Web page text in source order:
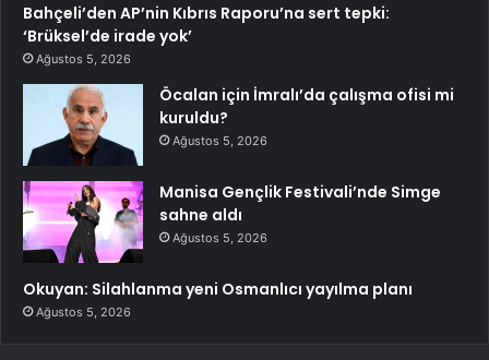
Bahçeli’den AP’nin Kıbrıs Raporu’na sert tepki:
‘Brüksel’de irade yok’
Ağustos 5, 2026
Öcalan için İmralı’da çalışma ofisi mi
kuruldu?
Ağustos 5, 2026
Manisa Gençlik Festivali’nde Simge
sahne aldı
Ağustos 5, 2026
Okuyan: Silahlanma yeni Osmanlıcı yayılma planı
Ağustos 5, 2026